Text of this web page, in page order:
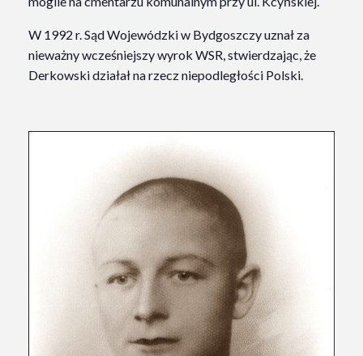
W 1992 r. Sąd Wojewódzki w Bydgoszczy uznał za
nieważny wcześniejszy wyrok WSR, stwierdzając, że
Derkowski działał na rzecz niepodległości Polski.